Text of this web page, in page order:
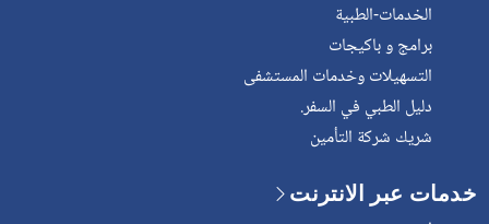
الخدمات-الطبية
برامج و باكيجات
التسهيلات وخدمات المستشفى
دليل الطبي في السفر.
شريك شركة التأمين
خدمات عبر الانترنت